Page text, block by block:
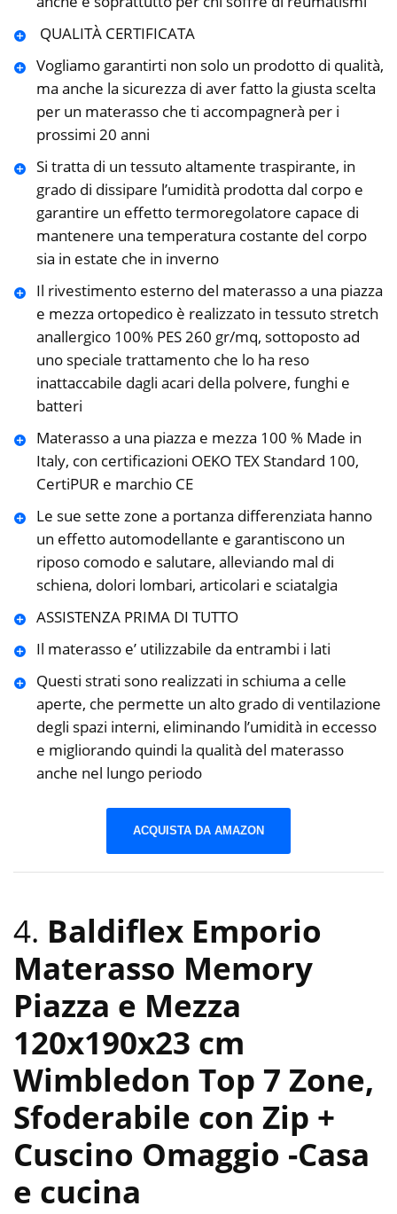
️ QUALITÀ CERTIFICATA
Vogliamo garantirti non solo un prodotto di qualità,
ma anche la sicurezza di aver fatto la giusta scelta
per un materasso che ti accompagnerà per i
prossimi 20 anni
Si tratta di un tessuto altamente traspirante, in
grado di dissipare l’umidità prodotta dal corpo e
garantire un effetto termoregolatore capace di
mantenere una temperatura costante del corpo
sia in estate che in inverno
Il rivestimento esterno del materasso a una piazza
e mezza ortopedico è realizzato in tessuto stretch
anallergico 100% PES 260 gr/mq, sottoposto ad
uno speciale trattamento che lo ha reso
inattaccabile dagli acari della polvere, funghi e
batteri
Materasso a una piazza e mezza 100 % Made in
Italy, con certificazioni OEKO TEX Standard 100,
CertiPUR e marchio CE
Le sue sette zone a portanza differenziata hanno
un effetto automodellante e garantiscono un
riposo comodo e salutare, alleviando mal di
schiena, dolori lombari, articolari e sciatalgia
ASSISTENZA PRIMA DI TUTTO
Il materasso e’ utilizzabile da entrambi i lati
Questi strati sono realizzati in schiuma a celle
aperte, che permette un alto grado di ventilazione
degli spazi interni, eliminando l’umidità in eccesso
e migliorando quindi la qualità del materasso
anche nel lungo periodo
ACQUISTA DA AMAZON
4. Baldiflex Emporio
Materasso Memory
Piazza e Mezza
120x190x23 cm
Wimbledon Top 7 Zone,
Sfoderabile con Zip +
Cuscino Omaggio -Casa
e cucina